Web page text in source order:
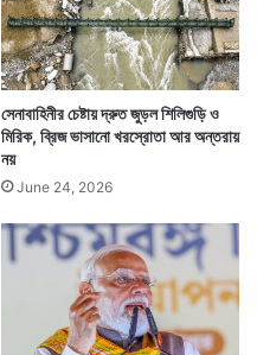
সেনাবাহিনীর চেষ্টায় দ্রুত জুড়ল শিলিগুড়ি ও
মিরিক, ব্রিজ ভাসানো খরস্রোতা আর অন্তরায়
নয়
June 24, 2026